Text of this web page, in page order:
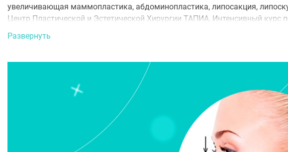
увеличивающая маммопластика, абдоминопластика, липосакция,
Центр Пластической и Эстетической Хирургии ТАПИА, Интенсивный курс
Интенсивный курс по пластической и реконструктивной хирургии:
Москва, Россия
5-й Интернациональный Конгресс Пластических, Реконструктивных и
Специальные курсы, показания к применению препарата Restylane SubQ,
Базовый курс аугментационной маммопластики с матрикс системой
37-я Ежегодняя Встреча Египетского Союза Пластических и
хирургии, объемные липосакции, абдоминальная пластика. Шарм Эль
Использование силиконовых имплантатов и инновационних технологий
Курс аугментационной маммопластики с матрикс системой Allergan
Развернуть